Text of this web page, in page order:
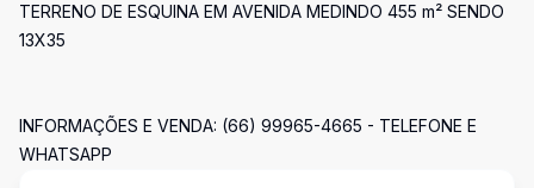
TERRENO DE ESQUINA EM AVENIDA MEDINDO 455 m² SENDO
13X35
INFORMAÇÕES E VENDA: (66) 99965-4665 - TELEFONE E
WHATSAPP